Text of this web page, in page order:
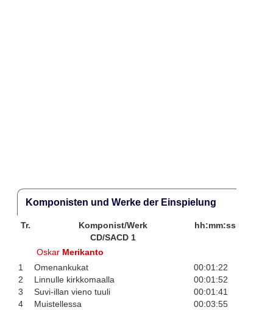
Komponisten und Werke der Einspielung
Tr. Komponist/Werk
hh:mm:ss
CD/SACD 1
Oskar Merikanto
1
Omenankukat
00:01:22
2
Linnulle kirkkomaalla
00:01:52
3
Suvi-illan vieno tuuli
00:01:41
4
Muistellessa
00:03:55